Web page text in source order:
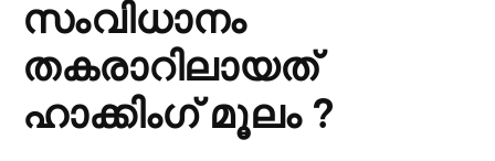
സംവിധാനം
തകരാറിലായത്
ഹാക്കിംഗ് മൂലം ?